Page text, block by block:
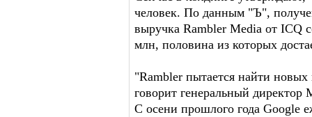
человек. По данным "Ъ",
выручка Rambler Media от ICQ
млн, половина из которых
"Rambler пытается найти
говорит генеральный
С осени прошлого года Google